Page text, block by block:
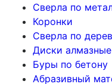
Сверла по
Коронки
Сверла по
Диски алмазные
Буры по бетону
Абразивный